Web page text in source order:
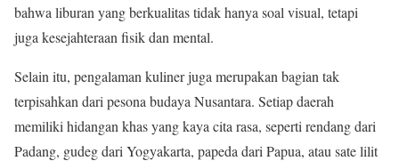
bahwa liburan yang berkualitas tidak hanya soal visual, tetapi
juga kesejahteraan fisik dan mental.
Selain itu, pengalaman kuliner juga merupakan bagian tak
terpisahkan dari pesona budaya Nusantara. Setiap daerah
memiliki hidangan khas yang kaya cita rasa, seperti rendang dari
Padang, gudeg dari Yogyakarta, papeda dari Papua, atau sate lilit